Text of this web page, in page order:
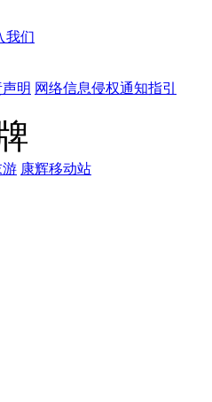
我们
明 网络信息侵权通知指引
游 康辉移动站